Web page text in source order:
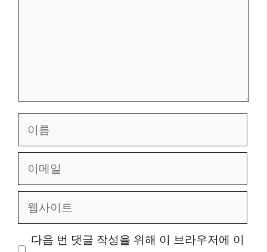
다음 번 댓글 작성을 위해 이 브라우저에 이